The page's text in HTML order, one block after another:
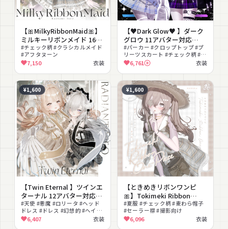
【🎀MilkyRibbonMaid🎀】
ミルキーリボンメイド 16ア
バター対応Radiant-iseo
#チェック柄 #クラシカルメイド
#アフタヌーン
7,150 衣装
【♥Dark Glow♥ 】ダーク
グロウ 11アバター対応
Radiant-iseo
#パーカー #クロップトップ #プ
リーツスカート #チェック柄 #地
雷系 #ダーク #パンク #かっこい
い #チェーン #十字架
6,761 衣装
¥1,600
【Twin Eternal 】ツインエ
ターナル 12アバター対応
Radiant-iseo
#天使 #悪魔 #ロリータ #ヘッド
ドレス #ドレス #幻想的 #ヘイロ
ー #神秘的 #lilToon対応 #ゴス
ロリ
6,407 衣装
¥1,600
【ときめきリボンワンピ
🎀】Tokimeki Ribbon
One-Piece 17アバター対応
#夏服 #チェック柄 #麦わら帽子
#セーラー襟 #撮影向け
6,096 衣装